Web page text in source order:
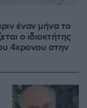
έναν μήνα το
ο ιδιοκτήτης
4χρονου στην